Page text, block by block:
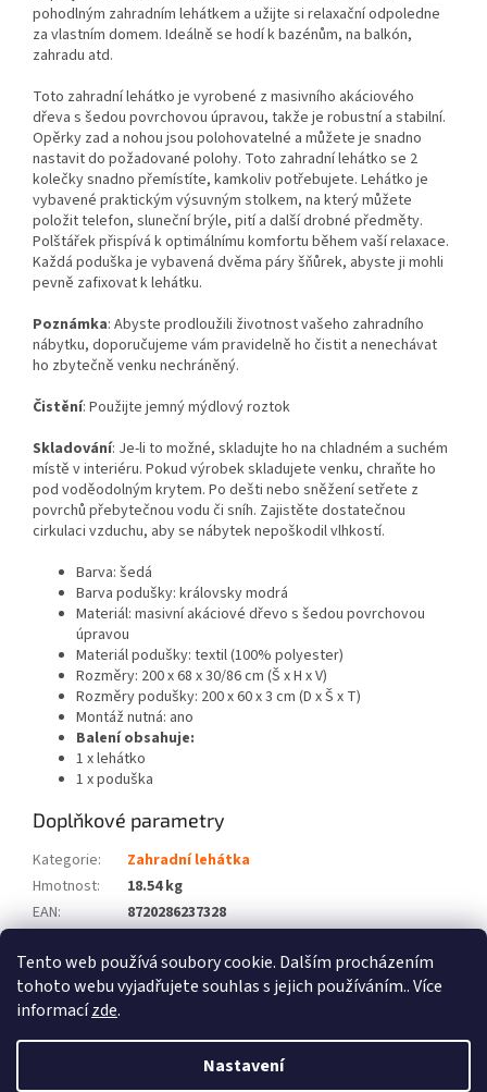
Tento web používá soubory cookie. Dalším procházením
tohoto webu vyjadřujete souhlas s jejich používáním.. Více
informacízde.
Nastavení
pohodlným zahradním lehátkem a užijte si relaxační odpoledne
za vlastním domem. Ideálně se hodí k bazénům, na balkón,
zahradu atd.
Toto zahradní lehátko je vyrobené z masivního akáciového
dřeva s šedou povrchovou úpravou, takže je robustní a stabilní.
Opěrky zad a nohou jsou polohovatelné a můžete je snadno
nastavit do požadované polohy. Toto zahradní lehátko se 2
kolečky snadno přemístíte, kamkoliv potřebujete. Lehátko je
vybavené praktickým výsuvným stolkem, na který můžete
položit telefon, sluneční brýle, pití a další drobné předměty.
Polštářek přispívá k optimálnímu komfortu během vaší relaxace.
Každá poduška je vybavená dvěma páry šňůrek, abyste ji mohli
pevně zafixovat k lehátku.
Poznámka: Abyste prodloužili životnost vašeho zahradního
nábytku, doporučujeme vám pravidelně ho čistit a nenechávat
ho zbytečně venku nechráněný.
Čistění: Použijte jemný mýdlový roztok
Skladování: Je-li to možné, skladujte ho na chladném a suchém
místě v interiéru. Pokud výrobek skladujete venku, chraňte ho
pod voděodolným krytem. Po dešti nebo sněžení setřete z
povrchů přebytečnou vodu či sníh. Zajistěte dostatečnou
cirkulaci vzduchu, aby se nábytek nepoškodil vlhkostí.
Barva: šedá
Barva podušky: královsky modrá
Materiál: masivní akáciové dřevo s šedou povrchovou
úpravou
Materiál podušky: textil (100% polyester)
Rozměry: 200 x 68 x 30/86 cm (Š x H x V)
Rozměry podušky: 200 x 60 x 3 cm (D x Š x T)
Montáž nutná: ano
Balení obsahuje:
1 x lehátko
1 x poduška
Doplňkové parametry
Kategorie:
Zahradní lehátka
Hmotnost:
18.54 kg
EAN:
8720286237328
Počet balíků: 2
Vytvořil Shoptet